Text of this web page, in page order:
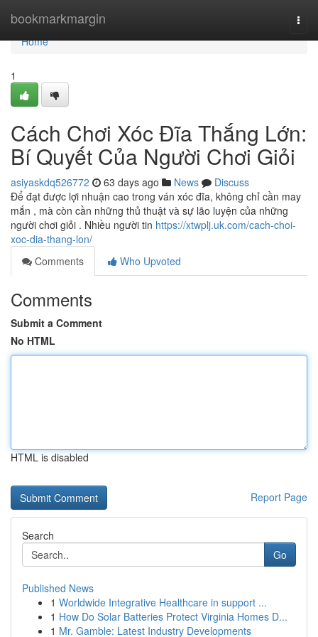
bookmarkmargin
Home
Home
1
Cách Chơi Xóc Đĩa Thắng Lớn:
Bí Quyết Của Người Chơi Giỏi
asiyaskdq526772 63 days ago News
Discuss
Để đạt được lợi nhuận cao trong ván xóc đĩa, không chỉ cần may
mắn , mà còn cần những thủ thuật và sự lão luyện của những
người chơi giỏi . Nhiều người tin https://xtwplj.uk.com/cach-choi-
xoc-dia-thang-lon/
Comments
Who Upvoted
Comments
Submit a Comment
No HTML
HTML is disabled
Report Page
Search
Go
Published News
1 Worldwide Integrative Healthcare in support ...
1 How Do Solar Batteries Protect Virginia Homes D...
1 Mr. Gamble: Latest Industry Developments